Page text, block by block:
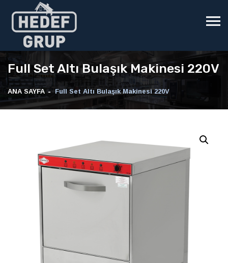
Full Set Altı Bulaşık Makinesi 220V
ANA SAYFA Full Set Altı Bulaşık Makinesi 220V